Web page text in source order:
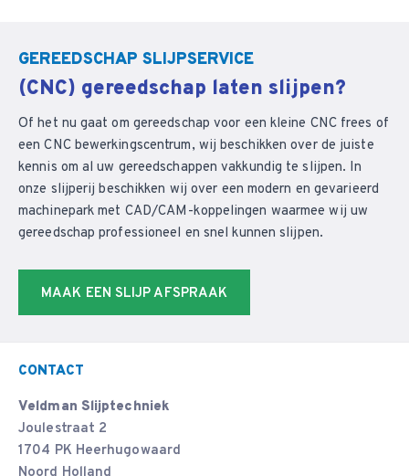
GEREEDSCHAP SLIJPSERVICE
(CNC) gereedschap laten slijpen?
Of het nu gaat om gereedschap voor een kleine CNC frees of
een CNC bewerkingscentrum, wij beschikken over de juiste
kennis om al uw gereedschappen vakkundig te slijpen. In
onze slijperij beschikken wij over een modern en gevarieerd
machinepark met CAD/CAM-koppelingen waarmee wij uw
gereedschap professioneel en snel kunnen slijpen.
MAAK EEN SLIJP AFSPRAAK
CONTACT
Veldman Slijptechniek
Joulestraat 2
1704 PK Heerhugowaard